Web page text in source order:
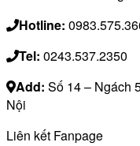
Hotline:
Tel: 0243.537.2350
Add: Số 14 – Ngách
Nội
Liên kết Fanpage